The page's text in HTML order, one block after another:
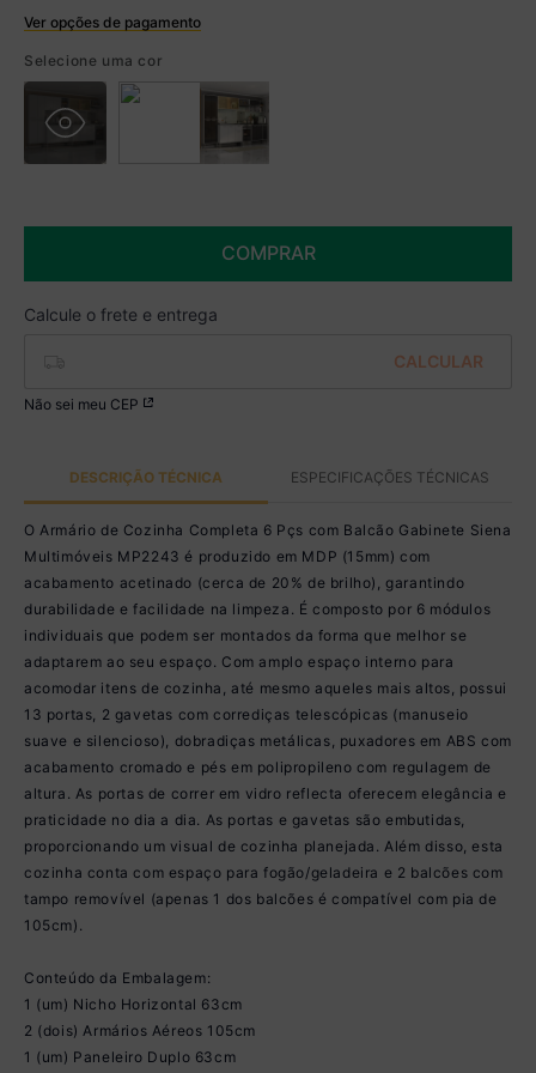
Ver opções de pagamento
R$ 1.614,99 à vista no Boleto
% de desconto)
Você economiza
Selecione uma cor
COMPRAR
Não sei meu CEP
DESCRIÇÃO TÉCNICA ESPECIFICAÇÕES TÉCNICAS
O Armário de Cozinha Completa 6 Pçs com Balcão Gabinete Siena
Multimóveis MP2243 é produzido em MDP (15mm) com
acabamento acetinado (cerca de 20% de brilho), garantindo
durabilidade e facilidade na limpeza. É composto por 6 módulos
individuais que podem ser montados da forma que melhor se
adaptarem ao seu espaço. Com amplo espaço interno para
acomodar itens de cozinha, até mesmo aqueles mais altos, possui
13 portas, 2 gavetas com corrediças telescópicas (manuseio
suave e silencioso), dobradiças metálicas, puxadores em ABS com
acabamento cromado e pés em polipropileno com regulagem de
altura. As portas de correr em vidro reflecta oferecem elegância e
praticidade no dia a dia. As portas e gavetas são embutidas,
proporcionando um visual de cozinha planejada. Além disso, esta
cozinha conta com espaço para fogão/geladeira e 2 balcões com
tampo removível (apenas 1 dos balcões é compatível com pia de
105cm).
Conteúdo da Embalagem:
1 (um) Nicho Horizontal 63cm
2 (dois) Armários Aéreos 105cm
1 (um) Paneleiro Duplo 63cm